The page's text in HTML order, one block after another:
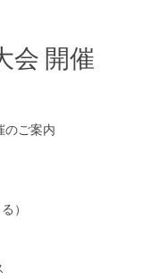
会 開催
のご案内
）